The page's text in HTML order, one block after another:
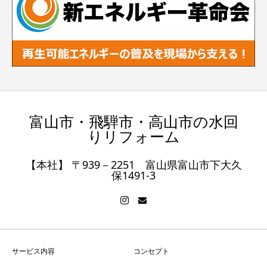
富山市・飛騨市・高山市の水回
りリフォーム
【本社】 〒939－2251 富山県富山市下大久
保1491-3
サービス内容
コンセプト